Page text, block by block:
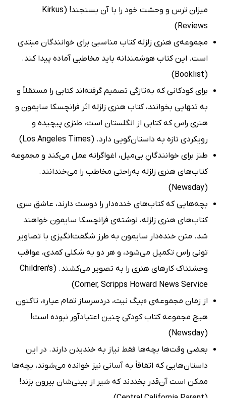
میزان ترس و وحشت خود را با آن بسنجند! (Kirkus
Reviews)
مجموعه‌ی هنری زلزله کتاب مناسبی برای خوانندگان مبتدی
است. این کتاب هوشمندانه باید مخاطبی آماده پیدا کند.
(Booklist)
برای کودکانی که به‌تازگی تصمیم گرفته‌اند کتابی را مستقلاً و
به تنهایی بخوانند، کتاب هنری زلزله اثر فرانچسکا سایمون و
هنری راس که کتابی از انگلستان است، طنزی پیچیده و
رویکردی تازه به داستان‌گویی دارد. (Los Angeles Times)
طنز برای خوانندگانِ بی‌میل، اغواگرانه عمل می‌کند و مجموعه‌
کتاب‌های هنری زلزله به‌راحتی مخاطب را می‌خندانند.
(Newsday)
بچه‌هایی که کتاب‌های خنده‌دار را دوست دارند، عاشق سری
کتاب‌های هنری زلزله‌، نوشته‌ی فرانچسکا سایمون خواهند
شد. متن خنده‌دار سایمون به طرز شگفت‌انگیزی با تصاویر
تونی راس تکمیل می‌شود، و هر دو به‌ شکلی کمدی، عواقب
وحشتناک کارهای هنری را به تصویر می‌کشند. (Children's
Corner, Scripps Howard News Service)
از زمان مجموعه‌ی «بیگ نیت، دردسرساز تمام عیار»، تاکنون
هیچ مجموعه‌ کتاب کودکی چنین اعتیادآور نبوده است!
(Newsday)
بعضی وقت‌ها بچه‌ها فقط نیاز به خندیدن دارند. در این
داستان‌هایی که اتفاقاً به آسانی نیز خوانده می‌شوند، بچه‌ها
ممکن است آن‌قدر بخندند که شیر از بینی‌شان بیرون بزند!